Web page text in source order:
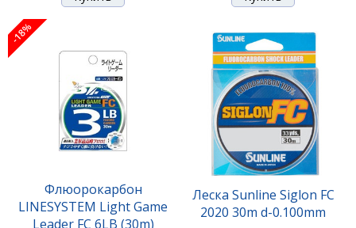
-18%
Флюорокарбон
LINESYSTEM Light Game
Leader FC 6LB (30m)
Леска Sunline Siglon FC
2020 30m d-0.100mm